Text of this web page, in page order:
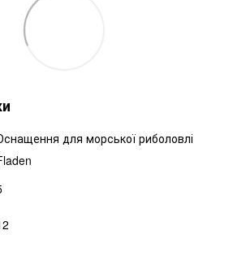
для морської риболовлі